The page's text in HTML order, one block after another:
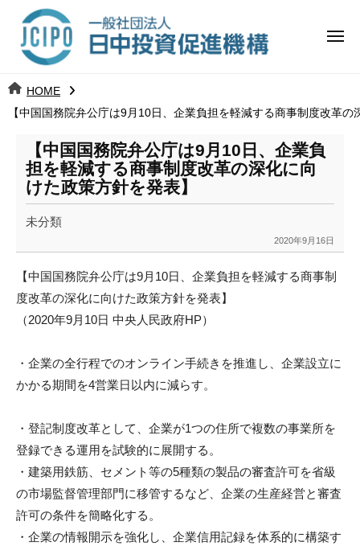
ツ 日
中
投
資
促
進
機
構
j
c
メ
HOME
【中国国務院弁公庁は9月10日、企業負担を軽減する商事制度改革
【中国国務院弁公庁は9月10日、企業負
担を軽減する商事制度改革の深化に向
けた政策方針を発表】
未分類
2020年9月16日
k
a
n
u
m
【中国国務院弁公庁は9月10日、 企業負担を軽減する商事制
度改革の深化に向けた政策方針を発表】
（2020年9月10日 中央人民政府HP）
・企業の全行程でのオンライン手続きを推進し、 企業設立に
かかる期間を4営業日以内に減らす。
・登記制度改革として、 企業が1つの住所で複数の事業所を
登録できる運用を試験的に展開する。
・建築用鉄筋、セメント等の5種類の製品の審査許可を省級
の市場監督管理部門に移管するなど、 企業の生産経営と審査
許可の条件を簡略化する。
・企業の情報開示を強化し、 企業信用記録を体系的に構築す
日
中
資
進
機
構